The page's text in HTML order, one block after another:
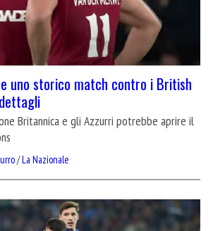
uno storico match contro i British
Britannica e gli Azzurri potrebbe aprire il
/La Nazionale